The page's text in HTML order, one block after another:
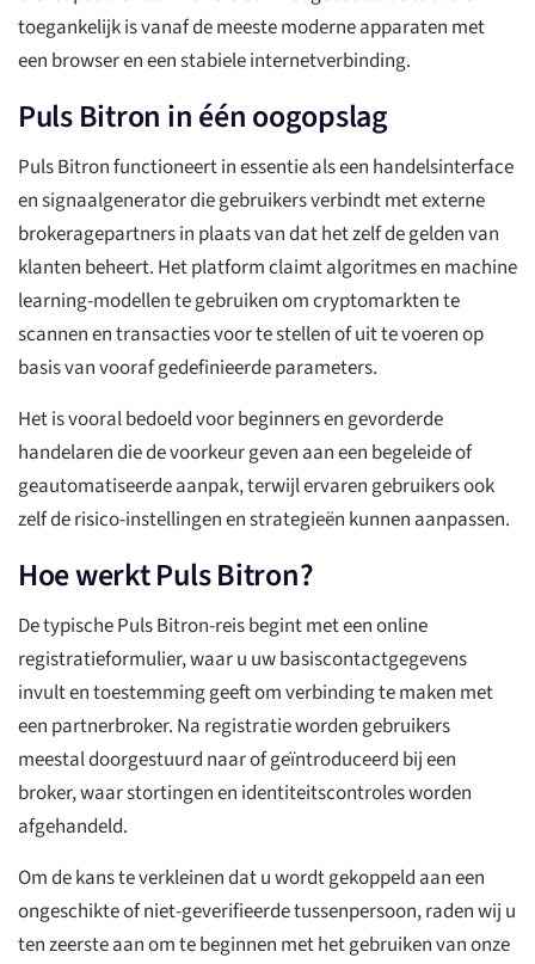
toegankelijk is vanaf de meeste moderne apparaten met
een browser en een stabiele internetverbinding.
Puls Bitron in één oogopslag
Puls Bitron functioneert in essentie als een handelsinterface
en signaalgenerator die gebruikers verbindt met externe
brokeragepartners in plaats van dat het zelf de gelden van
klanten beheert. Het platform claimt algoritmes en machine
learning-modellen te gebruiken om cryptomarkten te
scannen en transacties voor te stellen of uit te voeren op
basis van vooraf gedefinieerde parameters.
Het is vooral bedoeld voor beginners en gevorderde
handelaren die de voorkeur geven aan een begeleide of
geautomatiseerde aanpak, terwijl ervaren gebruikers ook
zelf de risico-instellingen en strategieën kunnen aanpassen.
Hoe werkt Puls Bitron?
De typische Puls Bitron-reis begint met een online
registratieformulier, waar u uw basiscontactgegevens
invult en toestemming geeft om verbinding te maken met
een partnerbroker. Na registratie worden gebruikers
meestal doorgestuurd naar of geïntroduceerd bij een
broker, waar stortingen en identiteitscontroles worden
afgehandeld.
Om de kans te verkleinen dat u wordt gekoppeld aan een
ongeschikte of niet-geverifieerde tussenpersoon, raden wij u
ten zeerste aan om te beginnen met het gebruiken van onze